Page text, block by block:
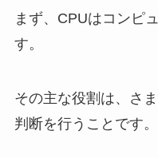
まず、CPUはコンピ
す。
その主な役割は、さ
判断を行うことです。